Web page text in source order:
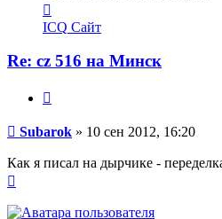
информация
пользователя
Subarok
ICQ Сайт
Re: cz 516 на Минск
Сообщение
Subarok » 10 сен 2012, 16:20
Как я писал на дырчике -
началу